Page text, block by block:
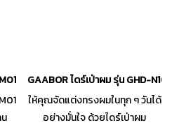
มีมอเตอร์ไร้แปรงถ่าน 130,000 รอบต่อ
GAABOR ไดร์เป่าผม รุ่น GHD-
ให้คุณจัดแต่งทรงผมในทุก ๆ วันได้
อย่างมั่นใจ ด้วยไดร์เป่าผม